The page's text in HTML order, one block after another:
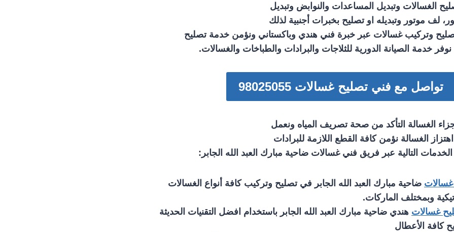
الغسالات وتبديل المساعدات والنوابض وتبديل
لف موتور وتبديله او تصليح بخبرات أجنبية لذلك
وتركيب غسالات عبر خبرة فني هندي وباكستاني ونؤمن خدمة تصليح
خدمة الصيانة الدورية للثلاجات والبرادات والطباخات والغسالات.
تواصل مع فني تصليح غسالات 98025055
الغسالة التأكد من صحة تصريف المياه ونعمل
الغسالة نؤمن كافة القطع اللازمة للبرادات
الخدمات التالية عبر فريق فني غسالات ضاحية مبارك العبد الله الجابر:
ضاحية مبارك العبد الله الجابر في تصليح وتركيب كافة أنواع الغسالات
وبمختلف الماركات.
غسالات هندي ضاحية مبارك العبد الله الجابر باستخدام افضل التقنيات الحديثة
كافة الأعطال